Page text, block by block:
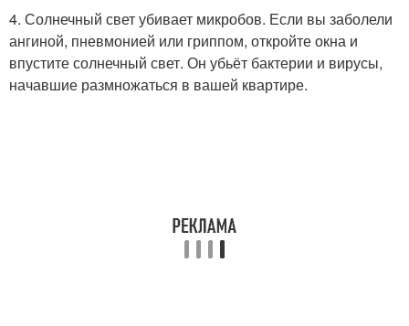
4. Солнечный свет убивает микробов. Если вы заболели
ангиной, пневмонией или гриппом, откройте окна и
впустите солнечный свет. Он убьёт бактерии и вирусы,
начавшие размножаться в вашей квартире.